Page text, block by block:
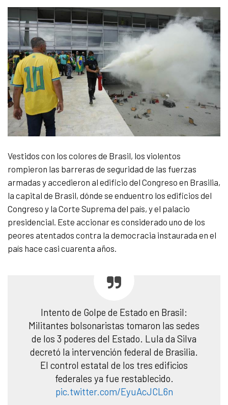
Vestidos con los colores de Brasil, los violentos
rompieron las barreras de seguridad de las fuerzas
armadas y accedieron al edificio del Congreso en Brasilia,
la capital de Brasil, dónde se enduentro los edificios del
Congreso y la Corte Suprema del país, y el palacio
presidencial. Este accionar es considerado uno de los
peores atentados contra la democracia instaurada en el
país hace casi cuarenta años.
Intento de Golpe de Estado en Brasil:
Militantes bolsonaristas tomaron las sedes
de los 3 poderes del Estado. Lula da Silva
decretó la intervención federal de Brasilia.
El control estatal de los tres edificios
federales ya fue restablecido.
pic.twitter.com/EyuAcJCL6n